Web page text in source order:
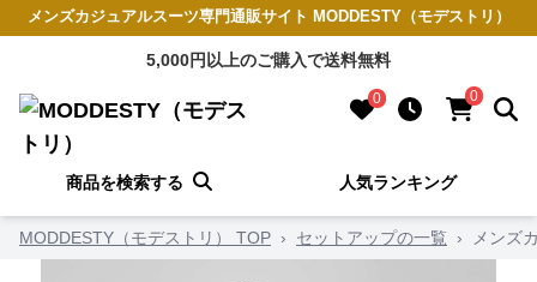
メンズカジュアルスーツ専門通販サイト MODDESTY（モデストリ）
5,000円以上のご購入で送料無料
0 0
商品を検索する 人気ランキング
MODDESTY（モデストリ） TOP › セットアップの一覧 › メンズ